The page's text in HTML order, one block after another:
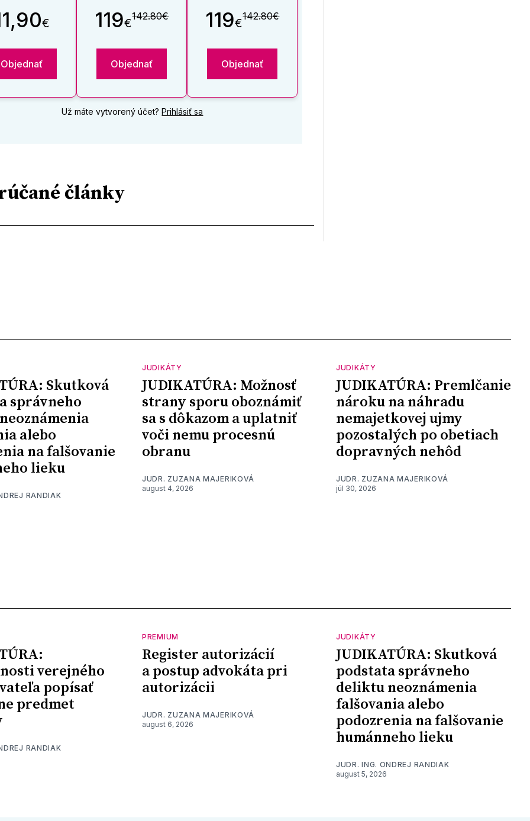
€
Objednať
119€142.80€
Objednať
119€142.80€
Objednať
Už máte vytvorený účet?Prihlásiť sa
články
Skutková
správneho
alebo
na falšovanie
lieku
RANDIAK
JUDIKÁTY
JUDIKATÚRA: Možnosť
strany sporu oboznámiť
sa s dôkazom a uplatniť
voči nemu procesnú
obranu
JUDR. ZUZANA MAJERIKOVÁ
august 4, 2026
JUDIKÁTY
JUDIKATÚRA: Premlčanie
nároku na náhradu
nemajetkovej ujmy
pozostalých po obetiach
dopravných nehôd
JUDR. ZUZANA MAJERIKOVÁ
júl 30, 2026
verejného
popísať
predmet
RANDIAK
PREMIUM
Register autorizácií
a postup advokáta pri
autorizácii
JUDR. ZUZANA MAJERIKOVÁ
august 6, 2026
JUDIKÁTY
JUDIKATÚRA: Skutková
podstata správneho
deliktu neoznámenia
falšovania alebo
podozrenia na falšovanie
humánneho lieku
JUDR. ING. ONDREJ RANDIAK
august 5, 2026